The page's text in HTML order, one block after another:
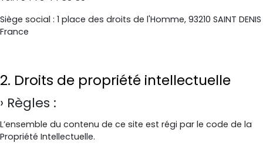
Siège social : 1 place des droits de l'Homme, 93210 SAINT DENIS
France
2. Droits de propriété intellectuelle
Règles :
L’ensemble du contenu de ce site est régi par le code de la
Propriété Intellectuelle.